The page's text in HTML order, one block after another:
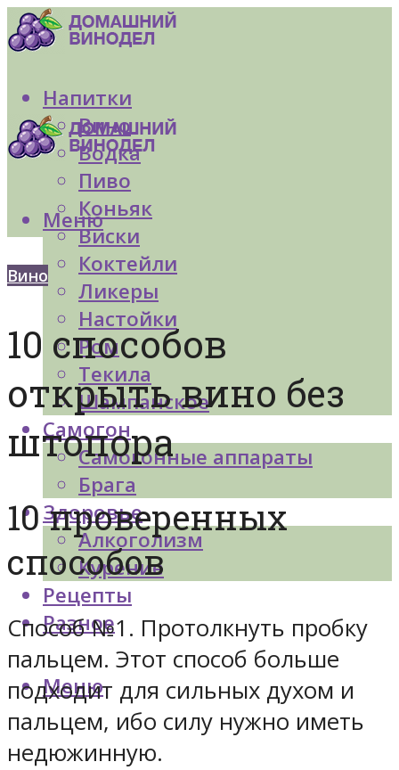
Напитки
Вино
Водка
Пиво
Коньяк
Виски
Коктейли
Ликеры
Настойки
Ром
Текила
Шампанское
Самогон
Самогонные аппараты
Брага
Здоровье
Алкоголизм
Курение
Рецепты
Разное
Меню
Меню
Вино
10 способов
открыть вино без
штопора
10 проверенных
способов
Способ №1. Протолкнуть пробку
пальцем. Этот способ больше
подходит для сильных духом и
пальцем, ибо силу нужно иметь
недюжинную.